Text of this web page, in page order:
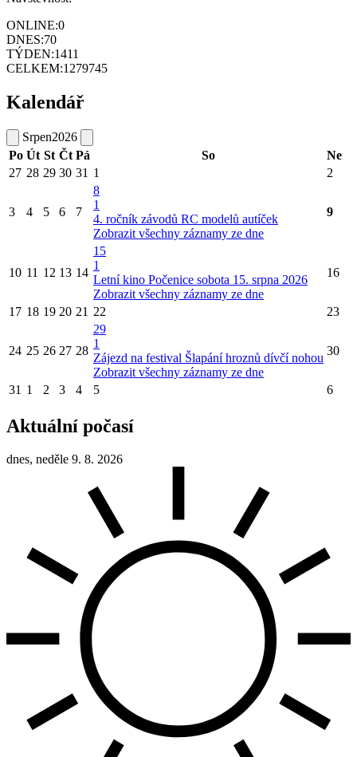
ONLINE:0
DNES:70
TÝDEN:1411
CELKEM:1279745
Kalendář
Srpen2026
Po Út St Čt Pá So
Ne
27 28 29 30 31 1 2
3 4 5 6 7
8
1
4. ročník závodů RC modelů autíček
Zobrazit všechny záznamy ze dne
9
10 11 12 13 14
15
1
Letní kino Počenice sobota 15. srpna 2026
Zobrazit všechny záznamy ze dne
16
17 18 19 20 21 22 23
24 25 26 27 28
29
1
Zájezd na festival Šlapání hroznů dívčí nohou
Zobrazit všechny záznamy ze dne
30
31 1 2 3 4 5 6
Aktuální počasí
dnes, neděle 9. 8. 2026